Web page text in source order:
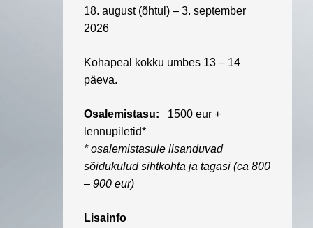
18. august (õhtul) – 3. september
2026
Kohapeal kokku umbes 13 – 14
päeva.
Osalemistasu: 1500 eur+
lennupiletid*
* osalemistasule lisanduvad
sõidukulud sihtkohta ja tagasi (ca 800
– 900 eur)
Lisainfo